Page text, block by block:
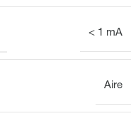
< 1 mA
Aire